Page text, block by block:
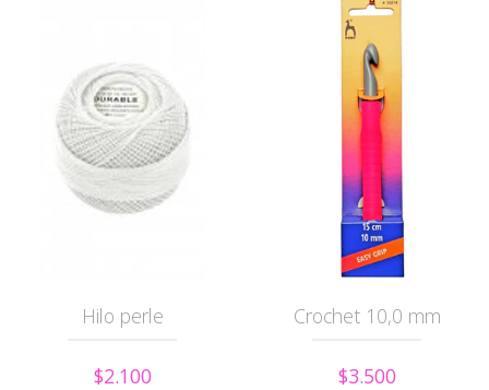
Hilo perle
$2.100
Crochet 10,0 mm
$3.500